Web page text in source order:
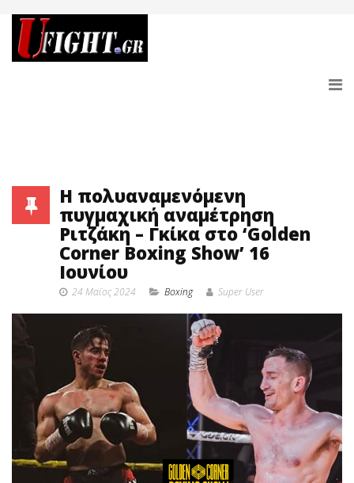
Η πολυαναμενόμενη
πυγμαχική αναμέτρηση
Ριτζάκη – Γκίκα στο ‘Golden
Corner Boxing Show’ 16
Ιουνίου
24 Μαϊος 2024 Boxing Super User